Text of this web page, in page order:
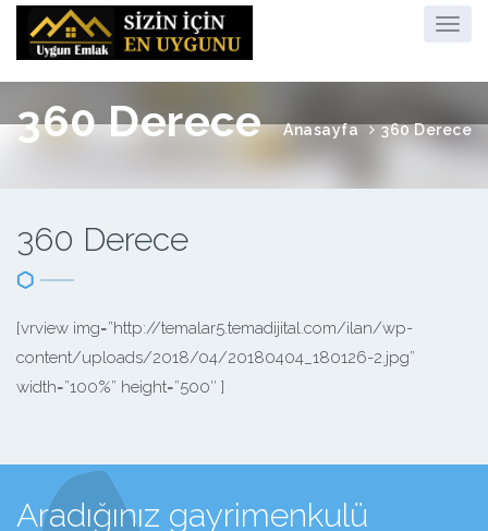
360 Derece Anasayfa 360 Derece
360 Derece
[vrview img=”http://temalar5.temadijital.com/ilan/wp-
content/uploads/2018/04/20180404_180126-2.jpg”
width=”100%” height=”500″ ]
Aradığınız gayrimenkulü